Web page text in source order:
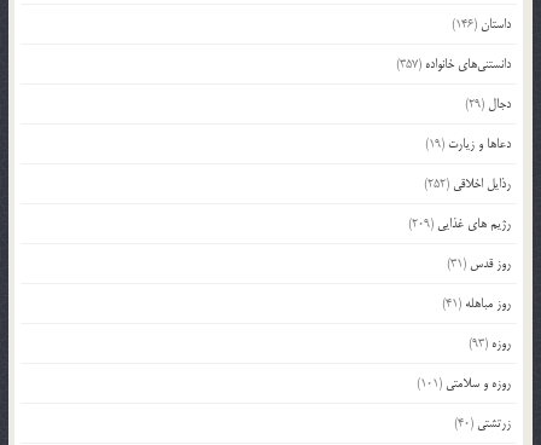
داستان(146)
دانستنی‌های خانواده (357)
دجال (29)
دعاها و زیارت (19)
رذایل اخلاقی (252)
رژیم های غذایی (209)
روز قدس (31)
روز مباهله (41)
روزه (93)
روزه و سلامتی (101)
زرتشتی (40)